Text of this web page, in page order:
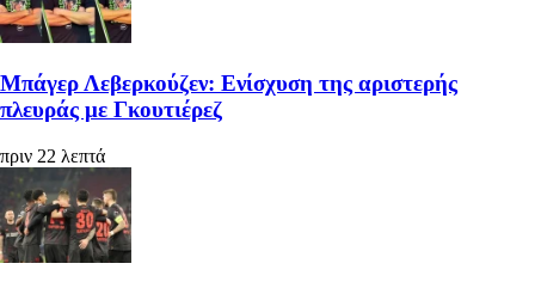
Μπάγερ Λεβερκούζεν: Ενίσχυση της αριστερής
πλευράς με Γκουτιέρεζ
πριν 22 λεπτά